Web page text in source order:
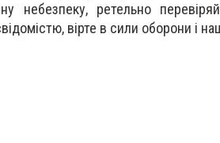
небезпеку, ретельно
вірте в сили оборони і